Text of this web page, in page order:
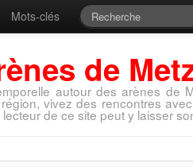
Mots-clés
de
autour des arènes de
vivez des rencontres
de ce site peut y laisser